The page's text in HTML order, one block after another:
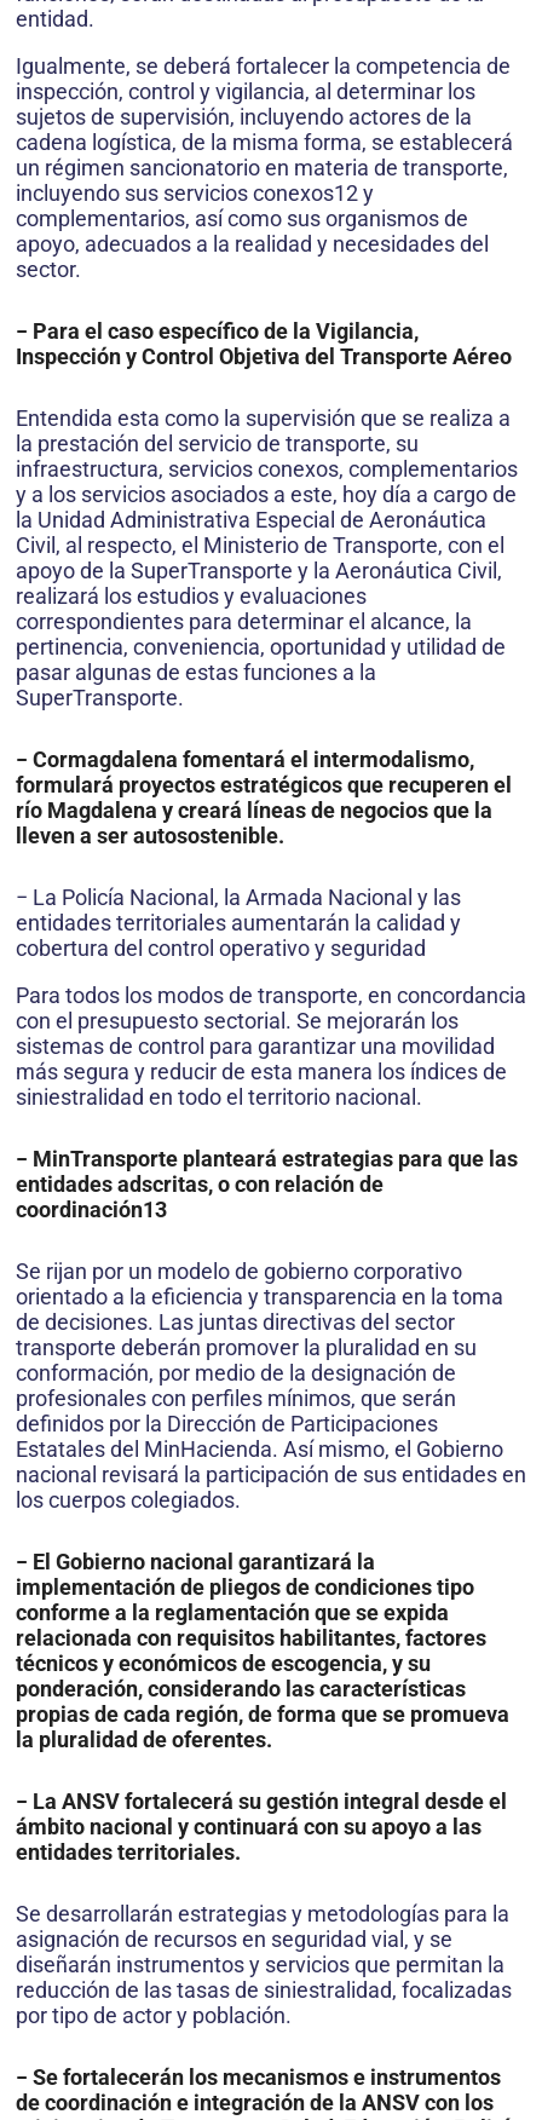
entidad.
Igualmente, se deberá fortalecer la competencia de
inspección, control y vigilancia, al determinar los
sujetos de supervisión, incluyendo actores de la
cadena logística, de la misma forma, se establecerá
un régimen sancionatorio en materia de transporte,
incluyendo sus servicios conexos12 y
complementarios, así como sus organismos de
apoyo, adecuados a la realidad y necesidades del
sector.
− Para el caso específico de la Vigilancia,
Inspección y Control Objetiva del Transporte Aéreo
Entendida esta como la supervisión que se realiza a
la prestación del servicio de transporte, su
infraestructura, servicios conexos, complementarios
y a los servicios asociados a este, hoy día a cargo de
la Unidad Administrativa Especial de Aeronáutica
Civil, al respecto, el Ministerio de Transporte, con el
apoyo de la SuperTransporte y la Aeronáutica Civil,
realizará los estudios y evaluaciones
correspondientes para determinar el alcance, la
pertinencia, conveniencia, oportunidad y utilidad de
pasar algunas de estas funciones a la
SuperTransporte.
− Cormagdalena fomentará el intermodalismo,
formulará proyectos estratégicos que recuperen el
río Magdalena y creará líneas de negocios que la
lleven a ser autosostenible.
− La Policía Nacional, la Armada Nacional y las
entidades territoriales aumentarán la calidad y
cobertura del control operativo y seguridad
Para todos los modos de transporte, en concordancia
con el presupuesto sectorial. Se mejorarán los
sistemas de control para garantizar una movilidad
más segura y reducir de esta manera los índices de
siniestralidad en todo el territorio nacional.
− MinTransporte planteará estrategias para que las
entidades adscritas, o con relación de
coordinación13
Se rijan por un modelo de gobierno corporativo
orientado a la eficiencia y transparencia en la toma
de decisiones. Las juntas directivas del sector
transporte deberán promover la pluralidad en su
conformación, por medio de la designación de
profesionales con perfiles mínimos, que serán
definidos por la Dirección de Participaciones
Estatales del MinHacienda. Así mismo, el Gobierno
nacional revisará la participación de sus entidades en
los cuerpos colegiados.
− El Gobierno nacional garantizará la
implementación de pliegos de condiciones tipo
conforme a la reglamentación que se expida
relacionada con requisitos habilitantes, factores
técnicos y económicos de escogencia, y su
ponderación, considerando las características
propias de cada región, de forma que se promueva
la pluralidad de oferentes.
− La ANSV fortalecerá su gestión integral desde el
ámbito nacional y continuará con su apoyo a las
entidades territoriales.
Se desarrollarán estrategias y metodologías para la
asignación de recursos en seguridad vial, y se
diseñarán instrumentos y servicios que permitan la
reducción de las tasas de siniestralidad, focalizadas
por tipo de actor y población.
− Se fortalecerán los mecanismos e instrumentos
de coordinación e integración de la ANSV con los